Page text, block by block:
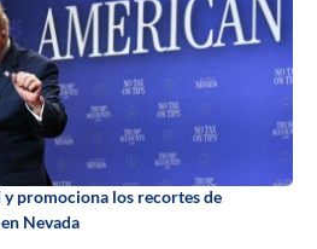
promociona los recortes de
Nevada